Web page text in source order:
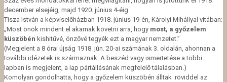
december elsejéig, majd 1920. június 4-éig.
Tisza István a képviselőházban 1918. június 19-én, Károlyi Mihállyal vitában:
„Most önök mindent el akarnak követni arra, hogy most, a győzelem
küszöbén kishitűvé, önzővé tegyék ezt a magyar nemzetet.”
(Megjelent a 8 órai újság 1918. jún. 20-ai számának 3. oldalán, ahonnan a
további idézetek is származnak. A beszéd vagy ismertetése a többi
lapban is megjelent, a lap pártállásának megfelelő tálalásban.)
Komolyan gondolhatta, hogy a győzelem küszöbén álltak röviddel az